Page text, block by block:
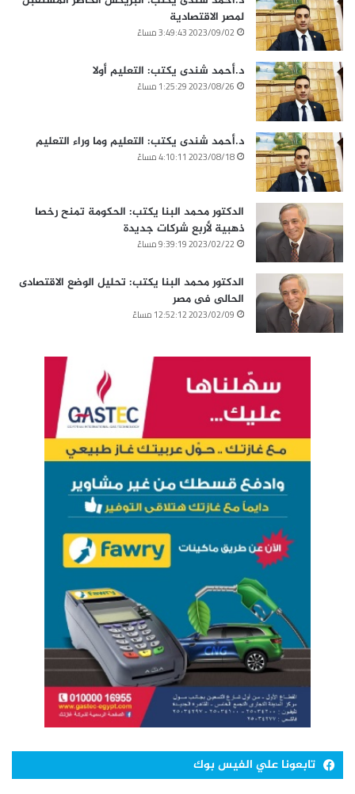
لمصر الاقتصادية
2023/09/02 3:49:43 مساءً
د.أحمد شندى يكتب: التعليم أولا
2023/08/26 1:25:29 مساءً
د.أحمد شندى يكتب: التعليم وما وراء التعليم
2023/08/18 4:10:11 مساءً
الدكتور محمد البنا يكتب: الحكومة تمنح رخصا
ذهبية لأربع شركات جديدة
2023/02/22 9:39:19 مساءً
الدكتور محمد البنا يكتب: تحليل الوضع الاقتصادى
الحالى فى مصر
2023/02/09 12:52:12 مساءً
تابعونا علي الفيس بوك